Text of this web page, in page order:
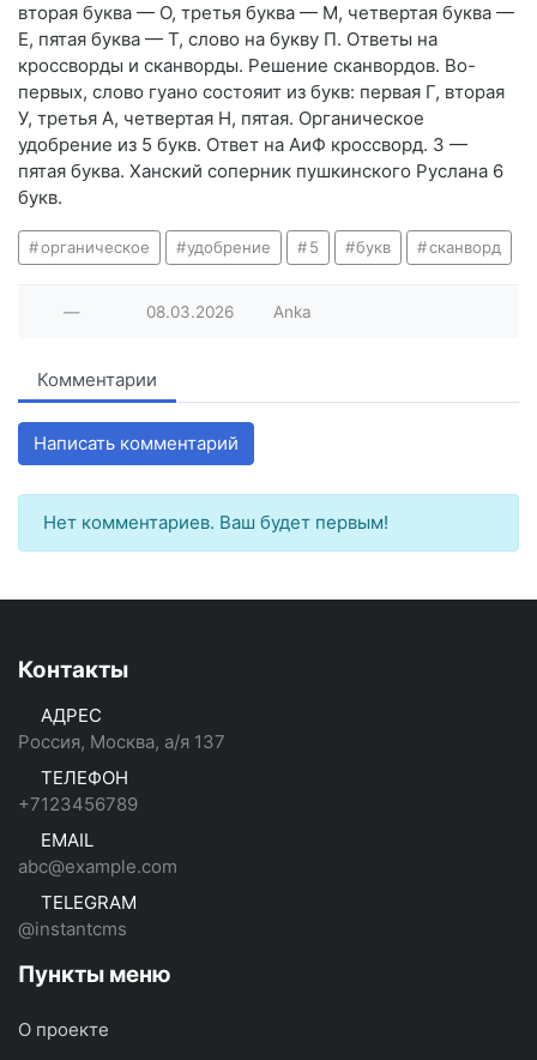
вторая буква — О, третья буква — М, четвертая буква —
Е, пятая буква — Т, слово на букву П. Ответы на
кроссворды и сканворды. Решение сканвордов. Во-
первых, слово гуано состояит из букв: первая Г, вторая
У, третья А, четвертая Н, пятая. Органическое
удобрение из 5 букв. Ответ на АиФ кроссворд. З —
пятая буква. Ханский соперник пушкинского Руслана 6
букв.
органическое удобрение 5 букв сканворд
— 08.03.2026 Anka
Комментарии
Написать комментарий
Нет комментариев. Ваш будет первым!
Контакты
АДРЕС
Россия, Москва, а/я 137
ТЕЛЕФОН
+7123456789
EMAIL
abc@example.com
TELEGRAM
@instantcms
Пункты меню
О проекте